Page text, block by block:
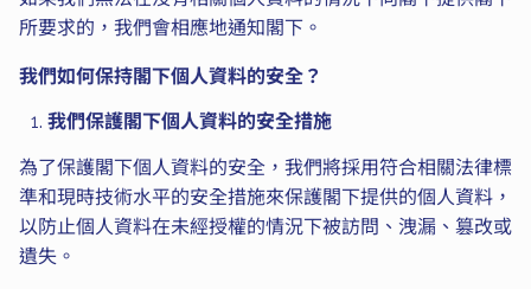
所要求的，我們會相應地通知閣下。
我們如何保持閣下個人資料的安全？
我們保護閣下個人資料的安全措施
為了保護閣下個人資料的安全，我們將採用符合相關法律標
準和現時技術水平的安全措施來保護閣下提供的個人資料，
以防止個人資料在未經授權的情況下被訪問、洩漏、篡改或
遺失。